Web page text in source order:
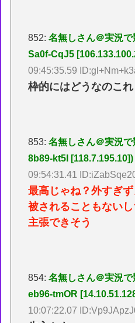
852:名無しさん＠実況で
Sa0f-CqJ5
09:45:35.59
枠的にはどうなのこれ
853:名無しさん＠実況で
8b89-kt5I [118.7.195.10])
09:54:31.41
最高じゃね？外すぎ
被されることもない
主張できそう
854:名無しさん＠実況で
eb96-tmOR
10:07:22.07